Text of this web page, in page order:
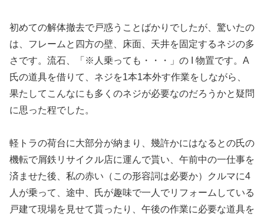
初めての解体撤去で戸惑うことばかりでしたが、驚いたの
は、フレームと四方の壁、床面、天井を固定するネジの多
さです。流石、「※人乗っても・・・」の I 物置です。A
氏の道具を借りて、ネジを1本1本外す作業をしながら、
果たしてこんなにも多くのネジが必要なのだろうかと疑問
に思った程でした。
軽トラの荷台に大部分が納まり、幾許かにはなるとの氏の
機転で屑鉄リサイクル店に運んで貰い、午前中の一仕事を
済ませた後、私の赤い（この形容詞は必要か）クルマに4
人が乗って、途中、氏が趣味で一人でリフォームしている
戸建て現場を見せて貰ったり、午後の作業に必要な道具を